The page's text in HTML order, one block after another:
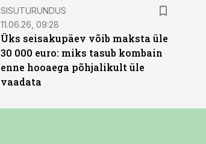
ST
SISUTURUNDUS
11.06.26, 09:28
Üks seisakupäev võib maksta üle
30 000 euro: miks tasub kombain
enne hooaega põhjalikult üle
vaadata